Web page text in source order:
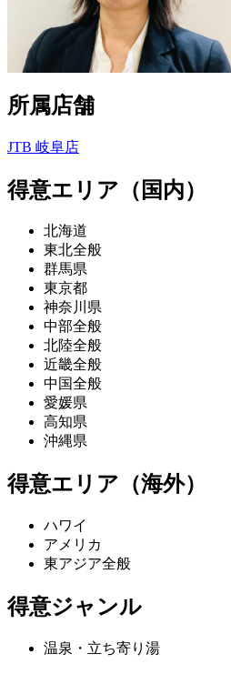
所属店舗
JTB 岐阜店
得意エリア（国内）
北海道
東北全般
群馬県
東京都
神奈川県
中部全般
北陸全般
近畿全般
中国全般
愛媛県
高知県
沖縄県
得意エリア（海外）
ハワイ
アメリカ
東アジア全般
得意ジャンル
温泉・立ち寄り湯